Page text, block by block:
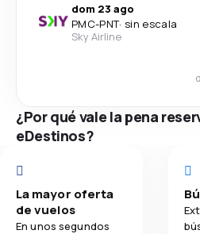
dom 23 ago
PMC-PNT· sin escala
Sky Airline
¿Por qué vale la pena
eDestinos?
La mayor oferta
de vuelos
En unos segundos